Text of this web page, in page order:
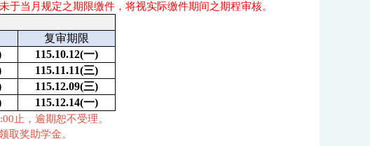
于当月规定之期限缴件，将视实际缴件期间之期程审核。
复审期限
115.10.12(一)
115.11.11(三)
115.12.09(三)
115.12.14(一)
止，逾期恕不受理。
取奖助学金。